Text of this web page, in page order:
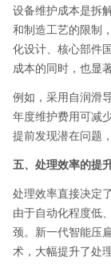
设备维护成本是拆
和制造工艺的限制
化设计、核心部件
成本的同时，也显
例如，采用自润滑
年度维护费用可减
提前发现潜在问题
五、处理效率的提
处理效率直接决定
由于自动化程度低
颈。新一代智能压
术，大幅提升了处